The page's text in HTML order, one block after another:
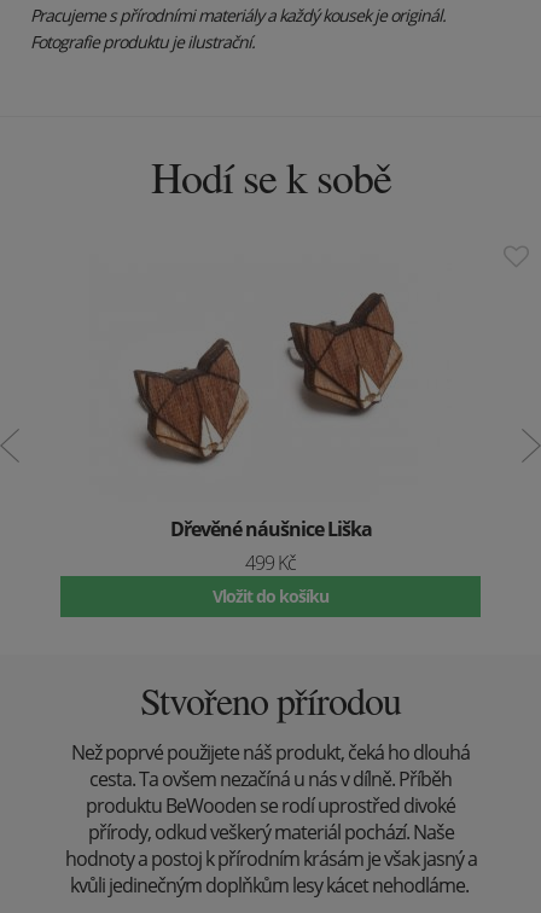
Pracujeme s přírodními materiály a každý kousek je originál.
Fotografie produktu je ilustrační.
Hodí se k sobě
Dřevěné náušnice Liška
499 Kč
Vložit do košíku
Stvořeno přírodou
Než poprvé použijete náš produkt, čeká ho dlouhá
cesta. Ta ovšem nezačíná u nás v dílně. Příběh
produktu BeWooden se rodí uprostřed divoké
přírody, odkud veškerý materiál pochází. Naše
hodnoty a postoj k přírodním krásám je však jasný a
kvůli jedinečným doplňkům lesy kácet nehodláme.